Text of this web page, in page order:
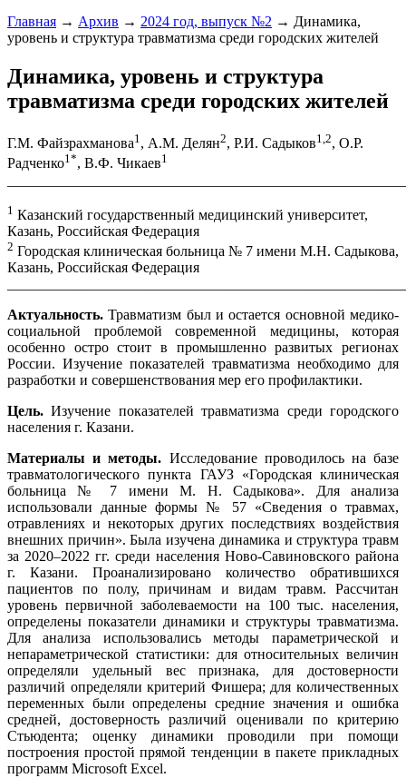
Главная → Архив → 2024 год, выпуск №2 → Динамика,
уровень и структура травматизма среди городских жителей
Динамика, уровень и структура
травматизма среди городских жителей
Г.М. Файзрахманова1, А.М. Делян2, Р.И. Садыков1,2, О.Р.
Радченко1*, В.Ф. Чикаев1
1 Казанский государственный медицинский университет,
Казань, Российская Федерация
2 Городская клиническая больница № 7 имени М.Н. Садыкова,
Казань, Российская Федерация
Актуальность. Травматизм был и остается основной медико-
социальной проблемой современной медицины, которая
особенно остро стоит в промышленно развитых регионах
России. Изучение показателей травматизма необходимо для
разработки и совершенствования мер его профилактики.
Цель. Изучение показателей травматизма среди городского
населения г. Казани.
Материалы и методы. Исследование проводилось на базе
травматологического пункта ГАУЗ «Городская клиническая
больница № 7 имени М. Н. Садыкова». Для анализа
использовали данные формы № 57 «Сведения о травмах,
отравлениях и некоторых других последствиях воздействия
внешних причин». Была изучена динамика и структура травм
за 2020–2022 гг. среди населения Ново-Савиновского района
г. Казани. Проанализировано количество обратившихся
пациентов по полу, причинам и видам травм. Рассчитан
уровень первичной заболеваемости на 100 тыс. населения,
определены показатели динамики и структуры травматизма.
Для анализа использовались методы параметрической и
непараметрической статистики: для относительных величин
определяли удельный вес признака, для достоверности
различий определяли критерий Фишера; для количественных
переменных были определены средние значения и ошибка
средней, достоверность различий оценивали по критерию
Стьюдента; оценку динамики проводили при помощи
построения простой прямой тенденции в пакете прикладных
программ Microsoft Excel.